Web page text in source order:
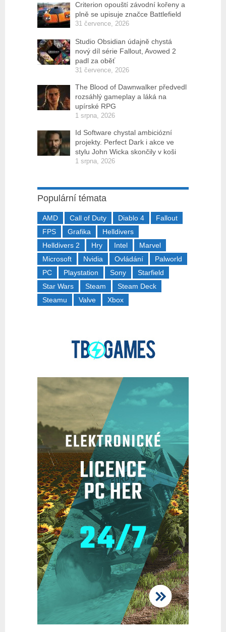
Criterion opouští závodní kořeny a
plně se upisuje značce Battlefield
31 července, 2026
Studio Obsidian údajně chystá
nový díl série Fallout, Avowed 2
padl za oběť
31 července, 2026
The Blood of Dawnwalker předvedl
rozsáhlý gameplay a láká na
upírské RPG
1 srpna, 2026
Id Software chystal ambiciózní
projekty. Perfect Dark i akce ve
stylu John Wicka skončily v koši
1 srpna, 2026
Populární témata
AMD Call of Duty Diablo 4
Fallout
FPS
Grafika
Helldivers
Helldivers 2
Hry Intel
Marvel
Microsoft
Nvidia Ovládání
Palworld
PC
Playstation Sony
Starfield
Star Wars
Steam
Steam Deck
Steamu
Valve Xbox